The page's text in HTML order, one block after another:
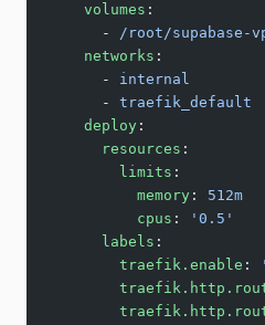
    volumes
:
      -
/root/supabase-
    networks
:
      -
internal
      -
traefik_default
    deploy
:
      resources
:
        limits
:
          memory
: 512m
          cpus
:
'0.5'
      labels
:
        traefik.enable
: